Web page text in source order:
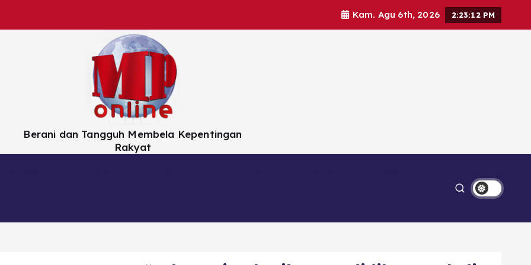
Kam. Agu 6th, 2026 2:23:13 PM
Berani dan Tangguh Membela Kepentingan
Rakyat